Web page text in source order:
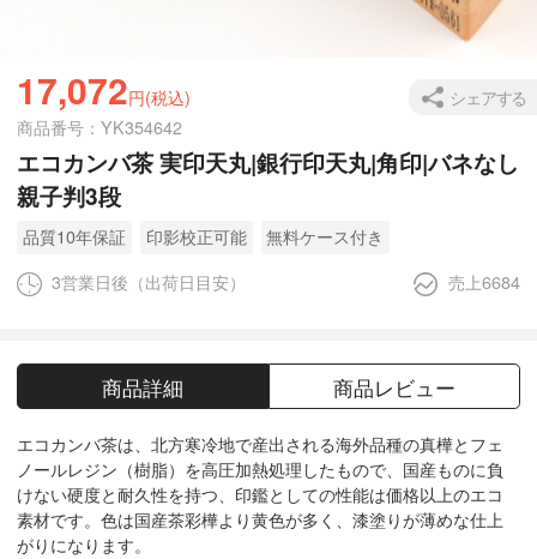
17,072円(税込)
シェアする
商品番号：YK354642
エコカンバ茶 実印天丸|銀行印天丸|角印|バネなし
親子判3段
品質10年保証 印影校正可能
無料ケース付き
3営業日後（出荷日目安）
売上6684
商品詳細 商品レビュー
エコカンバ茶は、北方寒冷地で産出される海外品種の真樺とフェ
ノールレジン（樹脂）を高圧加熱処理したもので、国産ものに負
けない硬度と耐久性を持つ、印鑑としての性能は価格以上のエコ
素材です。色は国産茶彩樺より黄色が多く、漆塗りが薄めな仕上
がりになります。